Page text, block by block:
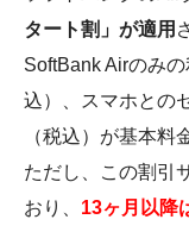
タート割」が適用
SoftBank Airのみ
込）、スマホとの
（税込）が基本料
ただし、この割引
おり、 13ヶ月以降